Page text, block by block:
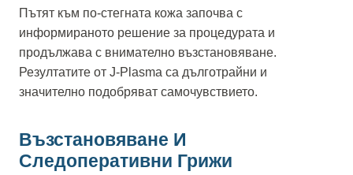
Пътят към по-стегната кожа започва с
информираното решение за процедурата и
продължава с внимателно възстановяване.
Резултатите от J-Plasma са дълготрайни и
значително подобряват самочувствието.
Възстановяване И
Следоперативни Грижи